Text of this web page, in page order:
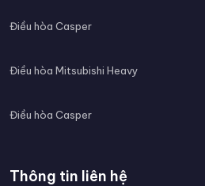
Điều hòa Casper
Điều hòa Mitsubishi Heavy
Điều hòa Casper
Thông tin liên hệ